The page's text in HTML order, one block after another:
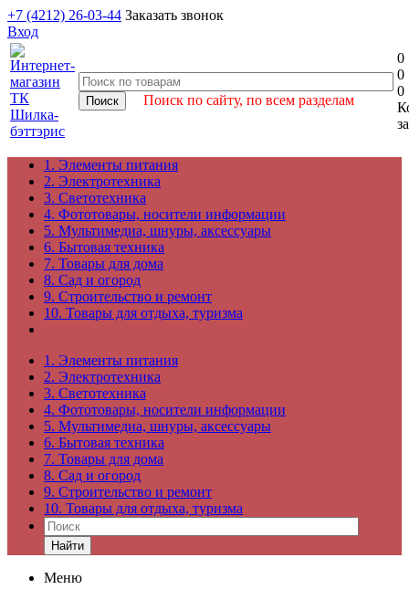
+7 (4212) 26-03-44 Заказать звонок
Вход
Поиск по сайту, по всем разделам
0
0
0
1. Элементы питания
2. Электротехника
3. Светотехника
4. Фототовары, носители информации
5. Мультимедиа, шнуры, аксессуары
6. Бытовая техника
7. Товары для дома
8. Сад и огород
9. Строительство и ремонт
10. Товары для отдыха, туризма
1. Элементы питания
2. Электротехника
3. Светотехника
4. Фототовары, носители информации
5. Мультимедиа, шнуры, аксессуары
6. Бытовая техника
7. Товары для дома
8. Сад и огород
9. Строительство и ремонт
10. Товары для отдыха, туризма
Найти
Меню